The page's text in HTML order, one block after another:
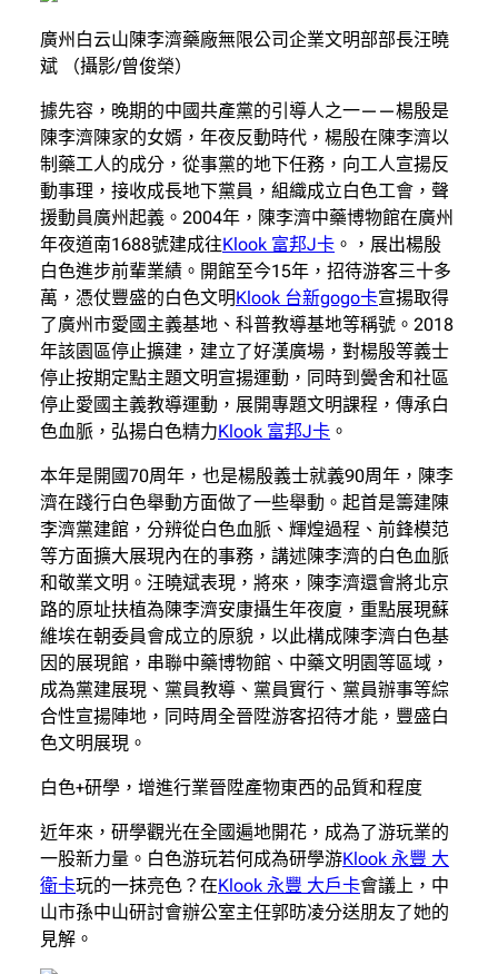
廣州白云山陳李濟藥廠無限公司企業文明部部長汪曉
斌 （攝影/曾俊榮）
據先容，晚期的中國共產黨的引導人之一——楊殷是
陳李濟陳家的女婿，年夜反動時代，楊殷在陳李濟以
制藥工人的成分，從事黨的地下任務，向工人宣揚反
動事理，接收成長地下黨員，組織成立白色工會，聲
援動員廣州起義。2004年，陳李濟中藥博物館在廣州
年夜道南1688號建成往Klook 富邦J卡 。，展出楊殷
白色進步前輩業績。開館至今15年，招待游客三十多
萬，憑仗豐盛的白色文明Klook 台新gogo卡宣揚取得
了廣州市愛國主義基地、科普教導基地等稱號。2018
年該園區停止擴建，建立了好漢廣場，對楊殷等義士
停止按期定點主題文明宣揚運動，同時到黌舍和社區
停止愛國主義教導運動，展開專題文明課程，傳承白
色血脈，弘揚白色精力Klook 富邦J卡 。
本年是開國70周年，也是楊殷義士就義90周年，陳李
濟在踐行白色舉動方面做了一些舉動。起首是籌建陳
李濟黨建館，分辨從白色血脈、輝煌過程、前鋒模范
等方面擴大展現內在的事務，講述陳李濟的白色血脈
和敬業文明。汪曉斌表現，將來，陳李濟還會將北京
路的原址扶植為陳李濟安康攝生年夜廈，重點展現蘇
維埃在朝委員會成立的原貌，以此構成陳李濟白色基
因的展現館，串聯中藥博物館、中藥文明園等區域，
成為黨建展現、黨員教導、黨員實行、黨員辦事等綜
合性宣揚陣地，同時周全晉陞游客招待才能，豐盛白
色文明展現。
白色+研學，增進行業晉陞產物東西的品質和程度
近年來，研學觀光在全國遍地開花，成為了游玩業的
一股新力量。白色游玩若何成為研學游Klook 永豐 大
衛卡玩的一抹亮色？在Klook 永豐 大戶卡會議上，中
山市孫中山研討會辦公室主任郭昉凌分送朋友了她的
見解。